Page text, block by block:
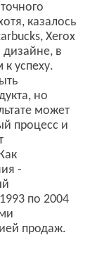
казалось
Xerox
дизайне, в
успеху.
но
может
процесс и
-
по 2004
продаж.